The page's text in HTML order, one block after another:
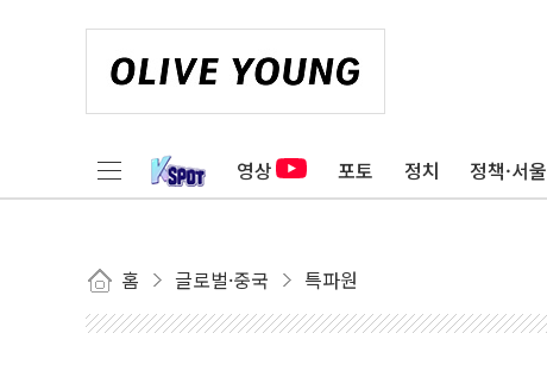
영상 포토 정치 정책·서울
홈 글로벌·중국 특파원